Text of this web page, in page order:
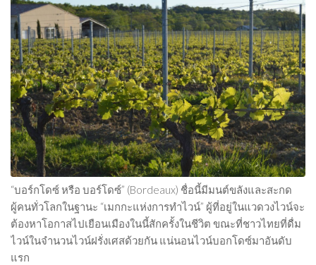
“บอร์กโดซ์ หรือ บอร์โดซ์” (Bordeaux) ชื่อนี้มีมนต์ขลังและสะกด
ผู้คนทั่วโลกในฐานะ “เมกกะแห่งการทำไวน์” ผู้ที่อยู่ในแวดวงไวน์จะ
ต้องหาโอกาสไปเยือนเมืองในนี้สักครั้งในชีวิต ขณะที่ชาวไทยที่ดื่ม
ไวน์ในจำนวนไวน์ฝรั่งเศสด้วยกัน แน่นอนไวน์บอกโดซ์มาอันดับ
แรก